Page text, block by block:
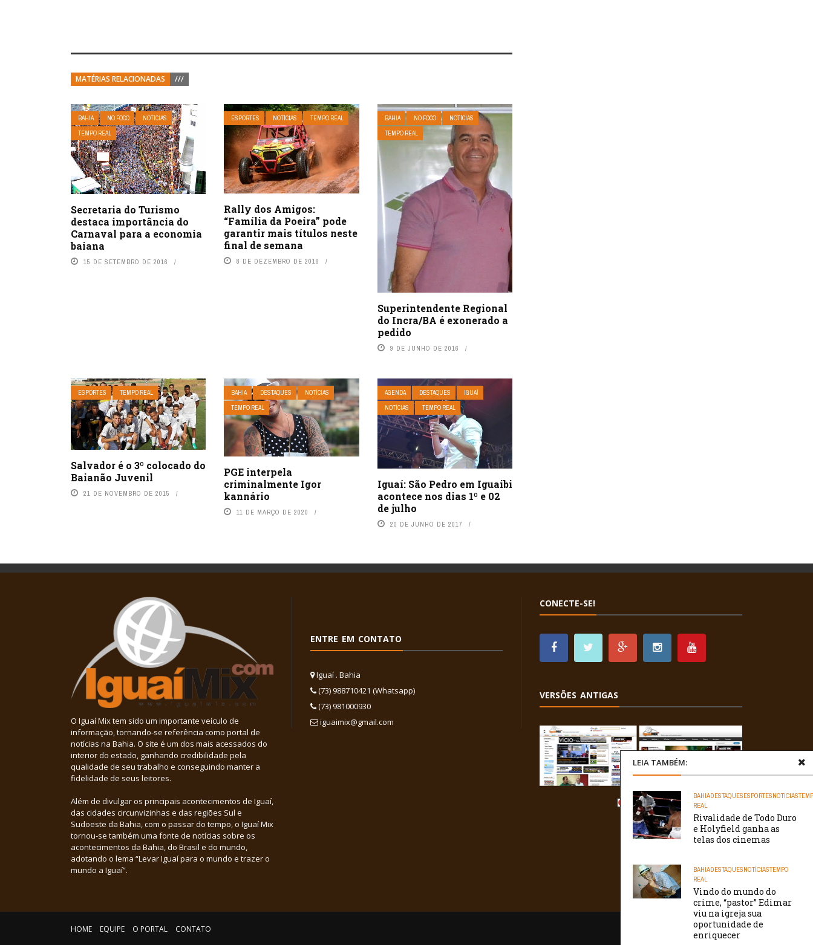
MATÉRIAS RELACIONADAS ///
BAHIA NO FOCO
NOTÍCIAS
TEMPO REAL
Secretaria do Turismo
destaca importância do
Carnaval para a economia
baiana
15 DE SETEMBRO DE 2016
ESPORTES NOTÍCIAS TEMPO REAL
Rally dos Amigos:
“Família da Poeira” pode
garantir mais títulos neste
final de semana
8 DE DEZEMBRO DE 2016
BAHIA NO FOCO
NOTÍCIAS
TEMPO REAL
Superintendente Regional
do Incra/BA é exonerado a
pedido
9 DE JUNHO DE 2016
ESPORTES TEMPO REAL
Salvador é o 3º colocado do
Baianão Juvenil
21 DE NOVEMBRO DE 2015
BAHIA DESTAQUES
NOTÍCIAS
TEMPO REAL
PGE interpela
criminalmente Igor
kannário
11 DE MARÇO DE 2020
AGENDA DESTAQUES
IGUAÍ
NOTÍCIAS
TEMPO REAL
Iguaí: São Pedro em Iguaibi
acontece nos dias 1º e 02
de julho
20 DE JUNHO DE 2017
LEIA TAMBÉM:
BAHIADESTAQUESESPORTESNOTÍCIAS
REAL
Rivalidade de Todo Duro
e Holyfield ganha as
telas dos cinemas
BAHIADESTAQUESNOTÍCIASTEMPO
REAL
Vindo do mundo do
crime, “pastor” Edimar
viu na igreja sua
oportunidade de
enriquecer
O Iguaí Mix tem sido um importante veículo de
informação, tornando-se referência como portal de
notícias na Bahia. O site é um dos mais acessados do
interior do estado, ganhando credibilidade pela
qualidade de seu trabalho e conseguindo manter a
fidelidade de seus leitores.
Além de divulgar os principais acontecimentos de Iguaí,
das cidades circunvizinhas e das regiões Sul e
Sudoeste da Bahia, com o passar do tempo, o Iguaí Mix
tornou-se também uma fonte de notícias sobre os
acontecimentos da Bahia, do Brasil e do mundo,
adotando o lema “Levar Iguaí para o mundo e trazer o
mundo a Iguaí”.
ENTRE EM CONTATO
Iguaí . Bahia
(73) 988710421 (Whatsapp)
(73) 981000930
iguaimix@gmail.com
CONECTE-SE!
VERSÕES ANTIGAS
HOME EQUIPE O PORTAL CONTATO /// WebtivaHOSTING